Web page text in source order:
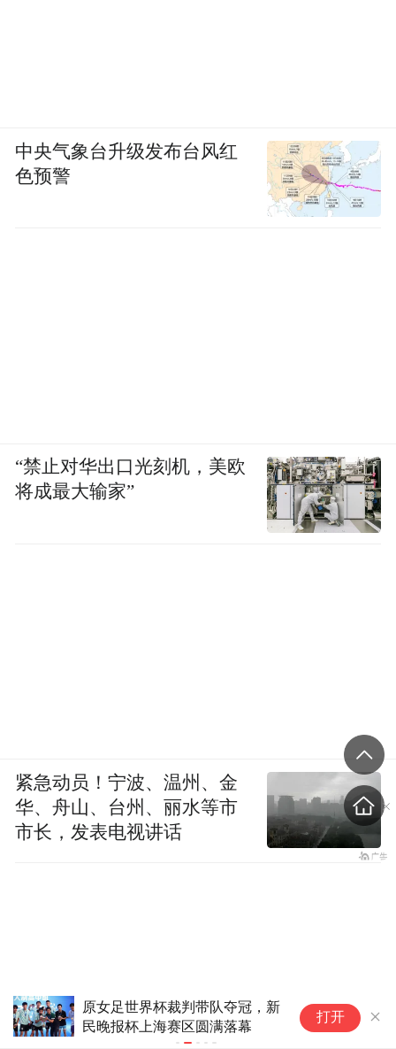
原女足世界杯裁判带队夺冠，新
民晚报杯上海赛区圆满落幕
打开
中央气象台升级发布台风红
色预警
“禁止对华出口光刻机，美欧
将成最大输家”
紧急动员！宁波、温州、金
华、舟山、台州、丽水等市
市长，发表电视讲话